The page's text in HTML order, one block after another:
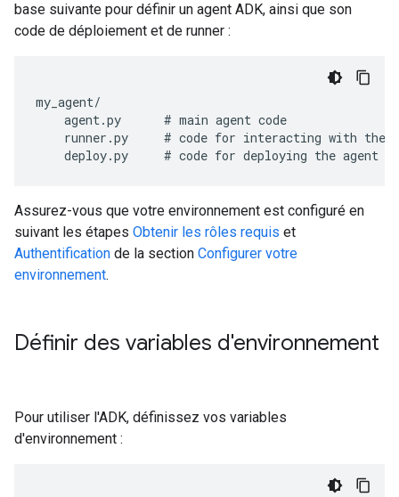
base suivante pour définir un agent ADK, ainsi que son
code de déploiement et de runner :
my_agent/
    agent.py      # main agent code
runner.py     # code for interacting with the
Assurez-vous que votre environnement est configuré en
suivant les étapes Obtenir les rôles requis et
Authentification de la section Configurer votre
environnement.
Définir des variables d'environnement
Pour utiliser l'ADK, définissez vos variables
d'environnement :